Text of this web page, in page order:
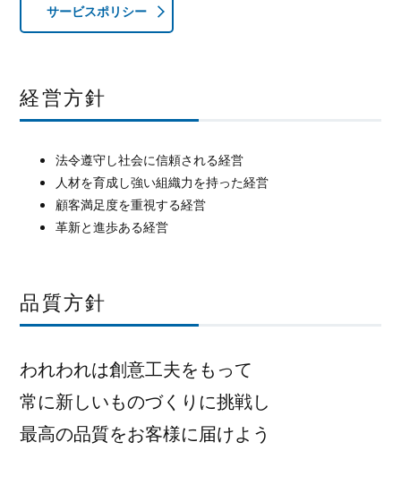
サービスポリシー
経営方針
法令遵守し社会に信頼される経営
人材を育成し強い組織力を持った経営
顧客満足度を重視する経営
革新と進歩ある経営
品質方針
われわれは創意工夫をもって
常に新しいものづくりに挑戦し
最高の品質をお客様に届けよう